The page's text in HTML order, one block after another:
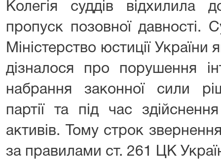
Колегія суддів відхилила
пропуск позовної давності.
Міністерство юстиції
дізналося про порушення
набрання законної сили
партії та під час
активів. Тому строк
за правилами ст. 261 ЦК